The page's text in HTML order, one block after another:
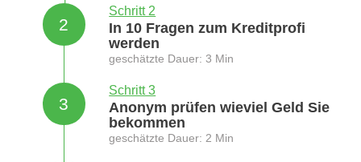
2
Schritt 2
In 10 Fragen zum Kreditprofi
werden
geschätzte Dauer: 3 Min
3
Schritt 3
Anonym prüfen wieviel Geld Sie
bekommen
geschätzte Dauer: 2 Min